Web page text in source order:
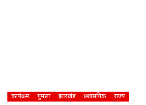
कार्यक्रम गुमला झारखंड प्रशासनिक राज्य